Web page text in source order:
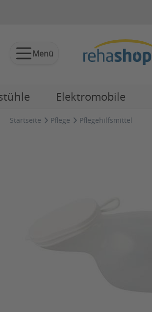
Menü
Elektromobile
Startseite Pflege Pflegehilfsmittel